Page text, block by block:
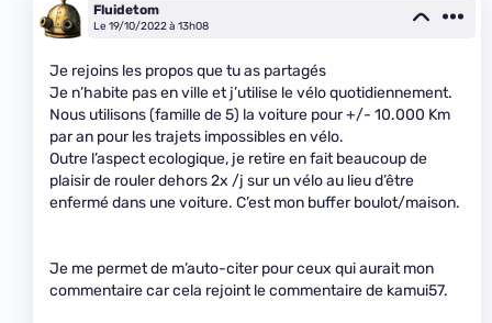
Fluidetom
Le 19/10/2022 à 13h08
Je rejoins les propos que tu as partagés
Je n’habite pas en ville et j’utilise le vélo quotidiennement.
Nous utilisons (famille de 5) la voiture pour +/- 10.000 Km
par an pour les trajets impossibles en vélo.
Outre l’aspect ecologique, je retire en fait beaucoup de
plaisir de rouler dehors 2x /j sur un vélo au lieu d’être
enfermé dans une voiture. C’est mon buffer boulot/maison.
Je me permet de m’auto-citer pour ceux qui aurait mon
commentaire car cela rejoint le commentaire de kamui57.